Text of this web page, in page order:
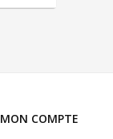
MON COMPTE